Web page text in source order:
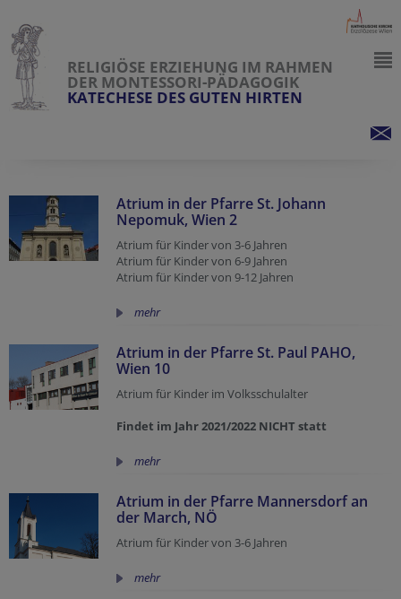
RELIGIÖSE ERZIEHUNG IM RAHMEN
DER MONTESSORI-PÄDAGOGIK
KATECHESE DES GUTEN HIRTEN
Atrium in der Pfarre St. Johann
Nepomuk, Wien 2
Atrium für Kinder von 3-6 Jahren
Atrium für Kinder von 6-9 Jahren
Atrium für Kinder von 9-12 Jahren
mehr
Atrium in der Pfarre St. Paul PAHO,
Wien 10
Atrium für Kinder im Volksschulalter
Findet im Jahr 2021/2022 NICHT statt
mehr
Atrium in der Pfarre Mannersdorf an
der March, NÖ
Atrium für Kinder von 3-6 Jahren
mehr